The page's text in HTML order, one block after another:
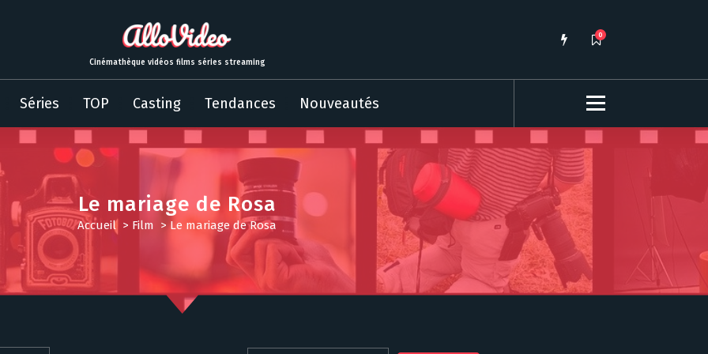
Cinémathèque vidéos films séries streaming
0
Séries TOP Casting Tendances Nouveautés
Le mariage de Rosa
Accueil> Film >Le mariage de Rosa